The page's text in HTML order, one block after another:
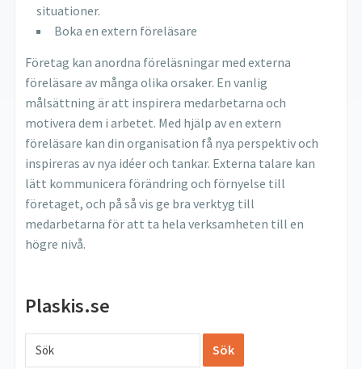
situationer.
Boka en extern föreläsare
Företag kan anordna föreläsningar med externa
föreläsare av många olika orsaker. En vanlig
målsättning är att inspirera medarbetarna och
motivera dem i arbetet. Med hjälp av en extern
föreläsare kan din organisation få nya perspektiv och
inspireras av nya idéer och tankar. Externa talare kan
lätt kommunicera förändring och förnyelse till
företaget, och på så vis ge bra verktyg till
medarbetarna för att ta hela verksamheten till en
högre nivå.
Plaskis.se